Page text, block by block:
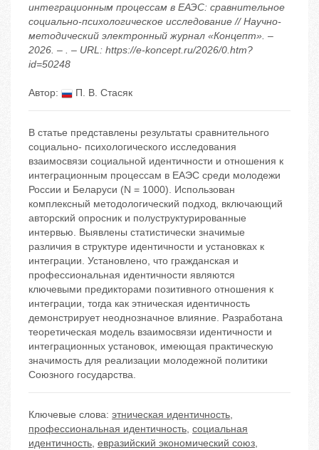
интеграционным процессам в ЕАЭС: сравнительное
социально-психологическое исследование // Научно-
методический электронный журнал «Концепт». –
2026. – . – URL: https://e-koncept.ru/2026/0.htm?
id=50248
Автор: П. В. Стасяк
В статье представлены результаты сравнительного
социально- психологического исследования
взаимосвязи социальной идентичности и отношения к
интеграционным процессам в ЕАЭС среди молодежи
России и Беларуси (N = 1000). Использован
комплексный методологический подход, включающий
авторский опросник и полуструктурированные
интервью. Выявлены статистически значимые
различия в структуре идентичности и установках к
интеграции. Установлено, что гражданская и
профессиональная идентичности являются
ключевыми предикторами позитивного отношения к
интеграции, тогда как этническая идентичность
демонстрирует неоднозначное влияние. Разработана
теоретическая модель взаимосвязи идентичности и
интеграционных установок, имеющая практическую
значимость для реализации молодежной политики
Союзного государства.
Ключевые слова: этническая идентичность,
профессиональная идентичность, социальная
идентичность, евразийский экономический союз,